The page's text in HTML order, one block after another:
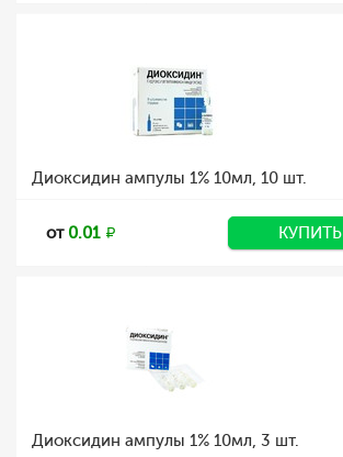
Диоксидин ампулы 1% 10мл, 10 шт.
от 0.01 КУПИТЬ
Диоксидин ампулы 1% 10мл, 3 шт.